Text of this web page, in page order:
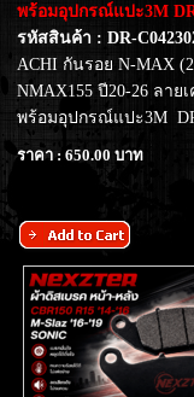
พร้อมอุปกรณ์แปะ3M
รหัสสินค้า : DR-
ACHI กันรอย N-MAX
NMAX155 ปี20-26 ลาย
พร้อมอุปกรณ์แปะ3M
ราคา : 650.00 บาท